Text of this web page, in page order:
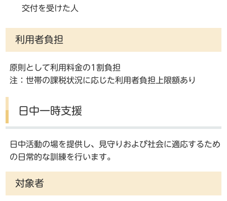
交付を受けた人
利用者負担
原則として利用料金の1割負担
注：世帯の課税状況に応じた利用者負担上限額あり
日中一時支援
日中活動の場を提供し、見守りおよび社会に適応するため
の日常的な訓練を行います。
対象者